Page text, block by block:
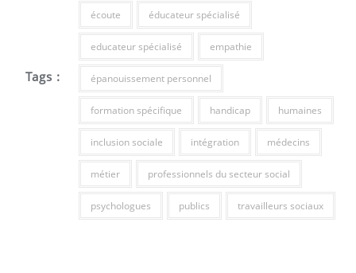
Tags :
écoute éducateur spécialisé
educateur spécialisé empathie
épanouissement personnel
formation spécifique handicap humaines
inclusion sociale intégration médecins
métier professionnels du secteur social
psychologues publics travailleurs sociaux